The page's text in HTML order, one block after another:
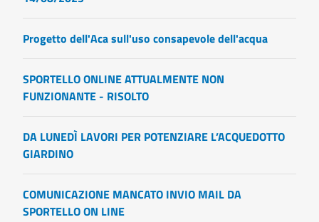
Progetto dell'Aca sull'uso consapevole dell'acqua
SPORTELLO ONLINE ATTUALMENTE NON
FUNZIONANTE - RISOLTO
DA LUNEDÌ LAVORI PER POTENZIARE L’ACQUEDOTTO
GIARDINO
COMUNICAZIONE MANCATO INVIO MAIL DA
SPORTELLO ON LINE